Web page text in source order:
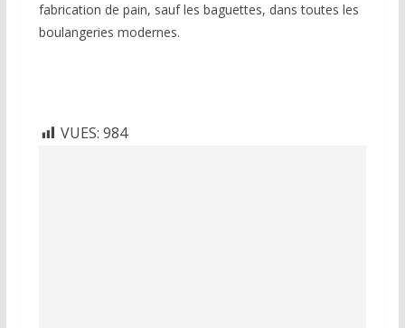
fabrication de pain, sauf les baguettes, dans toutes les
boulangeries modernes.
VUES: 984